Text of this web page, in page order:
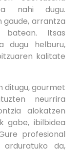
nahi dugu.
arrantza
Itsas
dugu helburu,
kalitate
ditugu, gourmet
neurrira
alokatzen
gabe, ibilbidea
profesional
da,